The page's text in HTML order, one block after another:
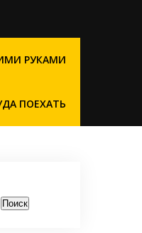
РУКАМИ
ПОЕХАТЬ
Поиск